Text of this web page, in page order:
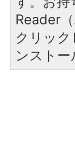
Reader
クリッ
ンストー